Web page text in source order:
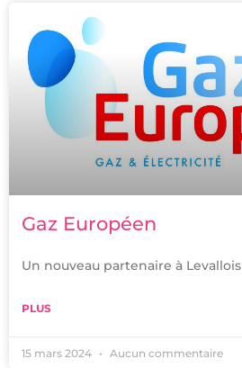
Gaz Européen
Un nouveau partenaire à Levallois
PLUS
15 mars 2024 Aucun commentaire